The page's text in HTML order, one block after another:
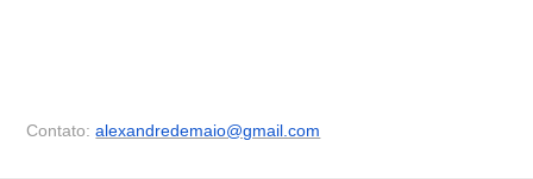
Contato: alexandredemaio@gmail.com